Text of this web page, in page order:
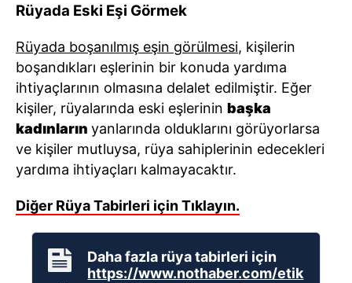
Rüyada Eski Eşi Görmek
Rüyada boşanılmış eşin görülmesi, kişilerin
boşandıkları eşlerinin bir konuda yardıma
ihtiyaçlarının olmasına delalet edilmiştir. Eğer
kişiler, rüyalarında eski eşlerinin başka
kadınların yanlarında olduklarını görüyorlarsa
ve kişiler mutluysa, rüya sahiplerinin edecekleri
yardıma ihtiyaçları kalmayacaktır.
Diğer Rüya Tabirleri için Tıklayın.
Daha fazla rüya tabirleri için
https://www.nothaber.com/etik